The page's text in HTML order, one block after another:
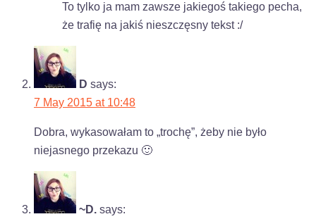
To tylko ja mam zawsze jakiegoś takiego pecha,
że trafię na jakiś nieszczęsny tekst :/
D says:
7 May 2015 at 10:48
Dobra, wykasowałam to „trochę”, żeby nie było
niejasnego przekazu 🙂
~D. says: